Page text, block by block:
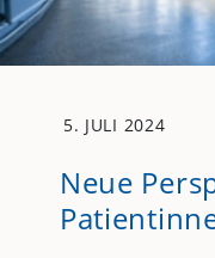
5. JULI 2024
Neue